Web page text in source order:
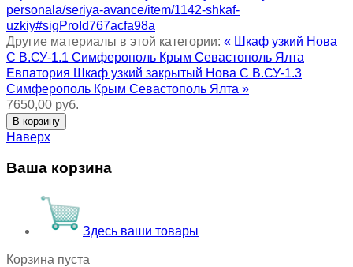
personala/seriya-avance/item/1142-shkaf-
uzkiy#sigProId767acfa98a
Другие материалы в этой категории: « Шкаф узкий Нова
С В.СУ-1.1 Симферополь Крым Севастополь Ялта
Евпатория Шкаф узкий закрытый Нова С В.СУ-1.3
Симферополь Крым Севастополь Ялта »
7650,00 руб.
Наверх
Ваша корзина
Здесь ваши товары
Корзина пуста